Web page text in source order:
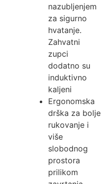
nazubljenjem
za sigurno
hvatanje.
Zahvatni
zupci
dodatno su
induktivno
kaljeni
Ergonomska
drška za bolje
rukovanje i
više
slobodnog
prostora
prilikom